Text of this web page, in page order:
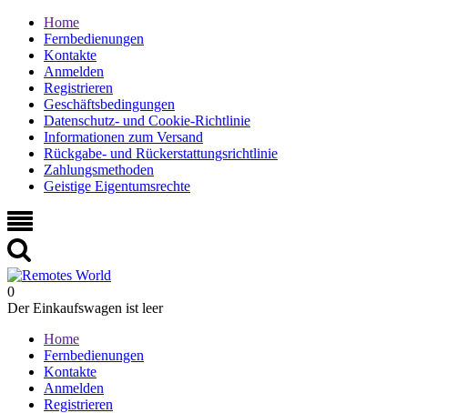
Home
Fernbedienungen
Kontakte
Anmelden
Registrieren
Geschäftsbedingungen
Datenschutz- und Cookie-Richtlinie
Informationen zum Versand
Rückgabe- und Rückerstattungsrichtlinie
Zahlungsmethoden
Geistige Eigentumsrechte
0
Der Einkaufswagen ist leer
Home
Fernbedienungen
Kontakte
Anmelden
Registrieren